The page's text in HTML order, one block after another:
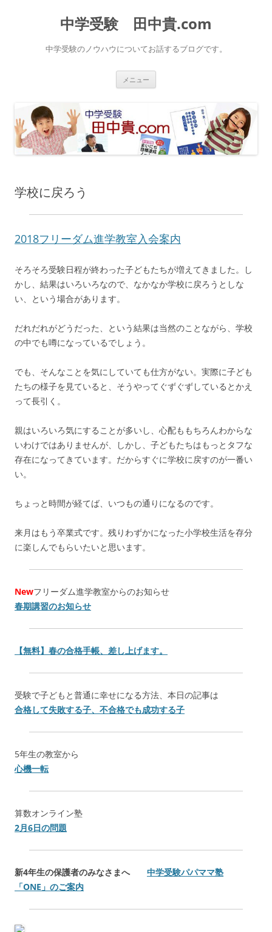
中学受験 田中貴.com
中学受験のノウハウについてお話するブログです。
メニュー
ス
キ
ッ
プ
学校に戻ろう
2018フリーダム進学教室入会案内
そろそろ受験日程が終わった子どもたちが増えてきました。し
かし、結果はいろいろなので、なかなか学校に戻ろうとしな
い、という場合があります。
だれだれがどうだった、という結果は当然のことながら、学校
の中でも噂になっているでしょう。
でも、そんなことを気にしていても仕方がない。実際に子ども
たちの様子を見ていると、そうやってぐずぐずしているとかえ
って長引く。
親はいろいろ気にすることが多いし、心配ももちろんわからな
いわけではありませんが、しかし、子どもたちはもっとタフな
存在になってきています。だからすぐに学校に戻すのが一番い
い。
ちょっと時間が経てば、いつもの通りになるのです。
来月はもう卒業式です。残りわずかになった小学校生活を存分
に楽しんでもらいたいと思います。
Newフリーダム進学教室からのお知らせ
春期講習のお知らせ
【無料】春の合格手帳、差し上げます。
受験で子どもと普通に幸せになる方法、本日の記事は
合格して失敗する子、不合格でも成功する子
5年生の教室から
心機一転
算数オンライン塾
2月6日の問題
新4年生の保護者のみなさまへ
中学受験パパママ塾
「ONE」のご案内